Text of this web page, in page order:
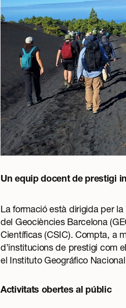
Un equip docent de prestigi
La formació està dirigida per la
del Geociències Barcelona
Científicas (CSIC). Compta, a
d’institucions de prestigi com
el Instituto Geográfico
Activitats obertes al públic